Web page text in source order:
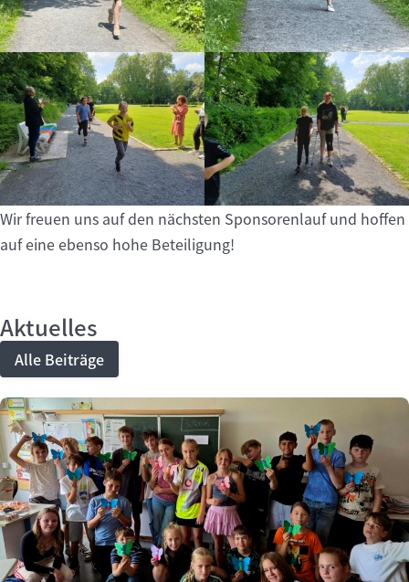
Wir freuen uns auf den nächsten Sponsorenlauf und hoffen
auf eine ebenso hohe Beteiligung!
Aktuelles
Alle Beiträge